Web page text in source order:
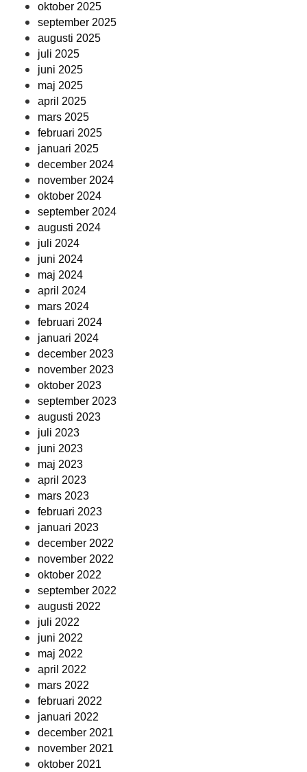
oktober 2025
september 2025
augusti 2025
juli 2025
juni 2025
maj 2025
april 2025
mars 2025
februari 2025
januari 2025
december 2024
november 2024
oktober 2024
september 2024
augusti 2024
juli 2024
juni 2024
maj 2024
april 2024
mars 2024
februari 2024
januari 2024
december 2023
november 2023
oktober 2023
september 2023
augusti 2023
juli 2023
juni 2023
maj 2023
april 2023
mars 2023
februari 2023
januari 2023
december 2022
november 2022
oktober 2022
september 2022
augusti 2022
juli 2022
juni 2022
maj 2022
april 2022
mars 2022
februari 2022
januari 2022
december 2021
november 2021
oktober 2021